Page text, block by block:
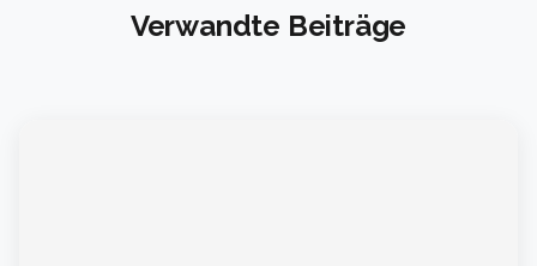
Verwandte Beiträge